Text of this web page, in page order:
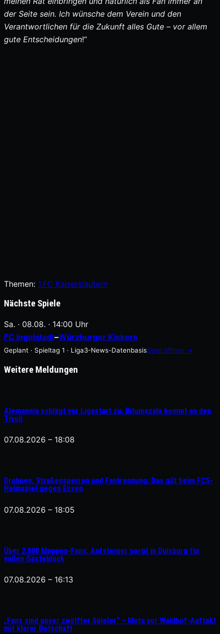
der Seite sein. Ich wünsche dem Verein und den
Verantwortlichen für die Zukunft alles Gute – vor allem
gute Entscheidungen!“
Themen: 1.FC Kaiserslautern
Nächste Spiele
Sa. · 08.08. · 14:00 Uhr
FC Ingolstadt–Würzburger Kickers
Geplant · Spieltag 1 · Liga3-News-DatenbasisSpiel öffnen →
Weitere Meldungen
Alemannia schlägt vor Ligastart zu: Bitumazala kommt an den
Tivoli
07.08.2026 – 18:08
Drohnen, Straßensperren und Fantrennung: Das gilt beim FCS-
Heimspiel gegen Essen
07.08.2026 – 18:05
Über 2.000 Meppen-Fans: Aufsteiger sorgt in Duisburg für
vollen Gästeblock
07.08.2026 – 16:13
„Fans sind unser zwölfter Spieler“ – Mota vor Waldhof-Auftakt
mit klarer Botschaft